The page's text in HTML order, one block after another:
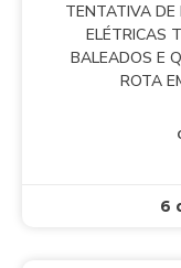
TENTATIVA DE
ELÉTRICAS
BALEADOS E
ROTA
6